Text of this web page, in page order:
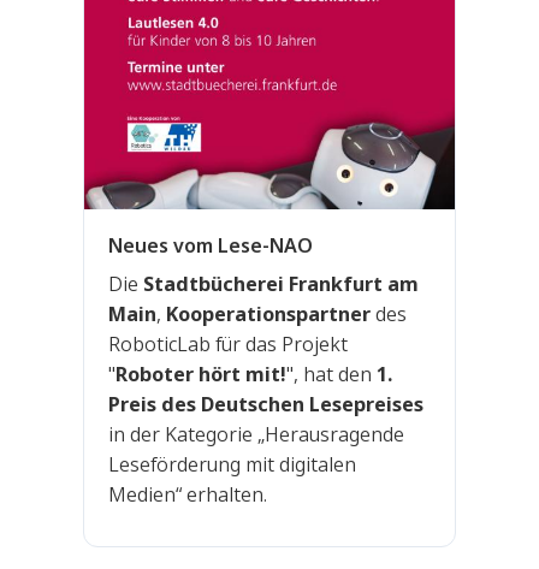
Neues vom Lese-NAO
Die Stadtbücherei Frankfurt am
Main, Kooperationspartnerdes
RoboticLab für das Projekt
"Roboter hört mit!", hat den 1.
Preis des Deutschen Lesepreises
in der Kategorie „Herausragende
Leseförderung mit digitalen
Medien“ erhalten.